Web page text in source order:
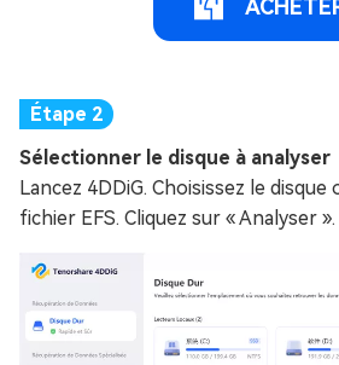
Sélectionner le disque à analyser
Lancez 4DDiG. Choisissez le
fichier EFS. Cliquez sur « Analyser ».